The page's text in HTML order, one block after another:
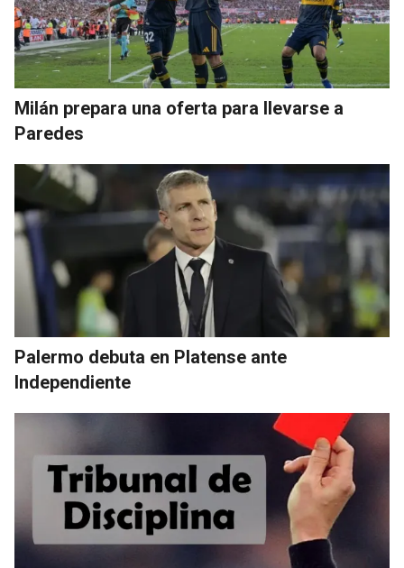
Milán prepara una oferta para llevarse a
Paredes
Palermo debuta en Platense ante
Independiente